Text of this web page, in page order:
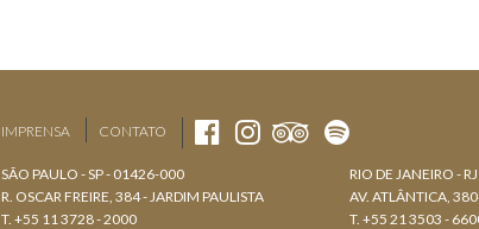
IMPRENSA CONTATO
SÃO PAULO - SP - 01426-000
R. OSCAR FREIRE, 384 - JARDIM PAULISTA
T. +55 11 3728 - 2000
RIO DE JANEIRO -
AV. ATLÂNTICA,
T. +55 21 3503 -